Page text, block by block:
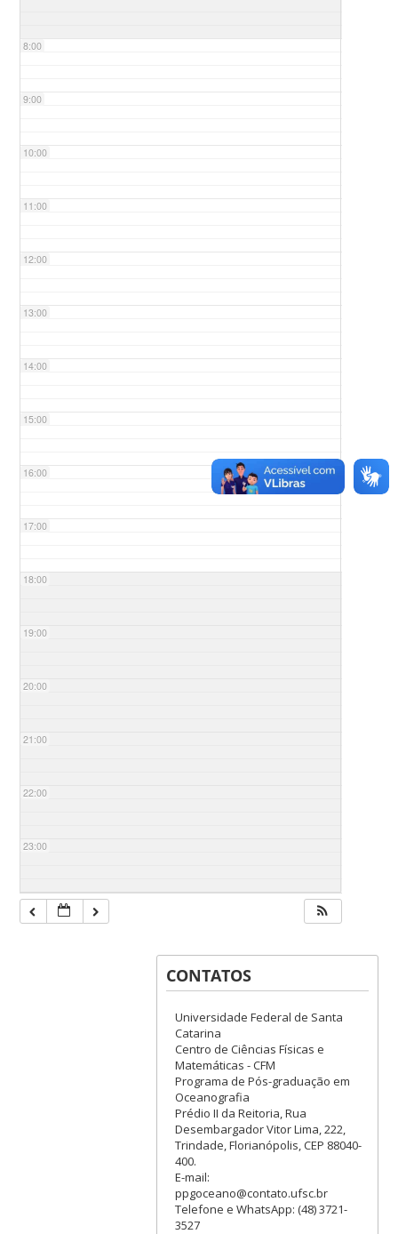
8:00
9:00
10:00
11:00
12:00
13:00
14:00
15:00
16:00
17:00
18:00
19:00
20:00
21:00
22:00
23:00
CONTATOS
Universidade Federal de Santa
Catarina
Centro de Ciências Físicas e
Matemáticas - CFM
Programa de Pós-graduação em
Oceanografia
Prédio II da Reitoria, Rua
Desembargador Vitor Lima, 222,
Trindade, Florianópolis, CEP 88040-
400.
E-mail:
ppgoceano@contato.ufsc.br
Telefone e WhatsApp: (48) 3721-
3527